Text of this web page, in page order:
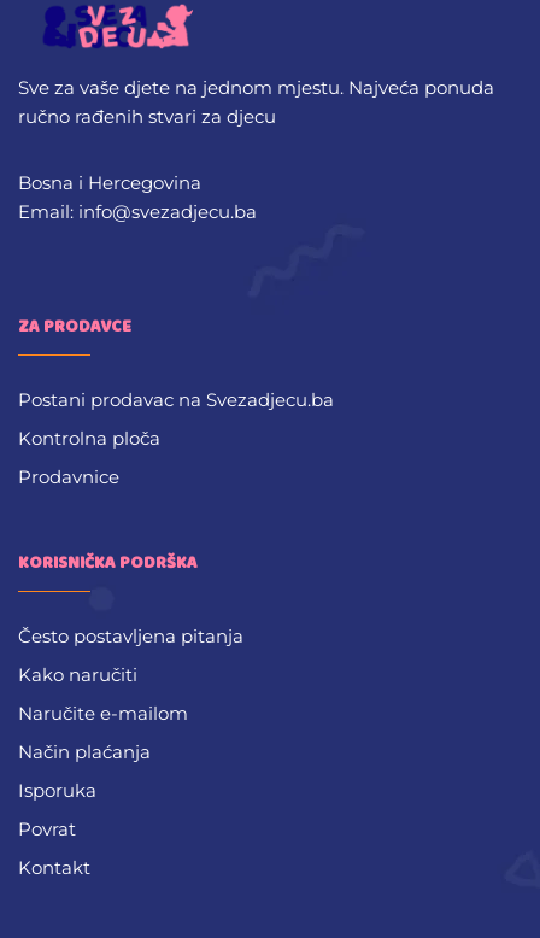
Sve za vaše djete na jednom mjestu. Najveća ponuda
ručno rađenih stvari za djecu
Bosna i Hercegovina
Email: info@svezadjecu.ba
ZA PRODAVCE
Postani prodavac na Svezadjecu.ba
Kontrolna ploča
Prodavnice
KORISNIČKA PODRŠKA
Često postavljena pitanja
Kako naručiti
Naručite e-mailom
Način plaćanja
Isporuka
Povrat
Kontakt